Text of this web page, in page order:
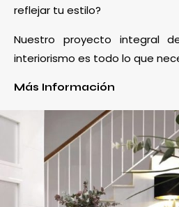
reflejar tu estilo?
Nuestro proyecto integral
interiorismo es todo lo que
Más Información